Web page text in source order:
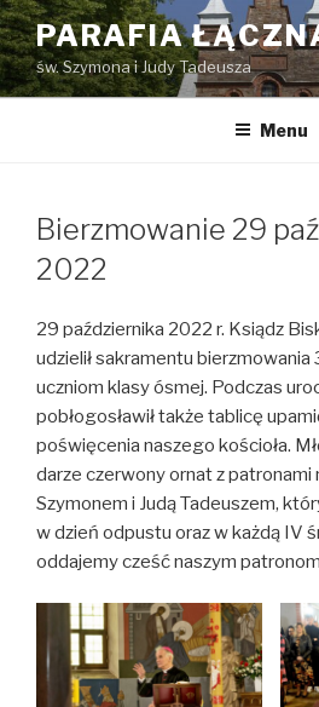
Przejdź
do
treści
PARAFIA
św. Szymona i Judy Tadeusza
Menu
Bierzmowanie 29
2022
29 października 2022 r. Ksiądz
udzielił sakramentu
uczniom klasy ósmej. Podczas
pobłogosławił także tablicę
poświęcenia naszego kościoła.
darze czerwony ornat z patronami
Szymonem i Judą Tadeuszem,
w dzień odpustu oraz w każdą IV
oddajemy cześć naszym